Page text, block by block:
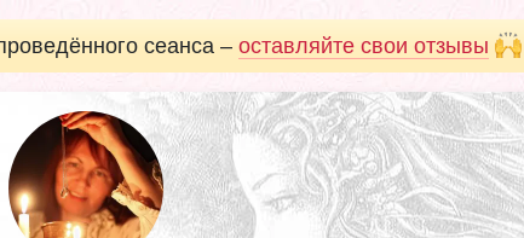
сеанса – оставляйте свои отзывы